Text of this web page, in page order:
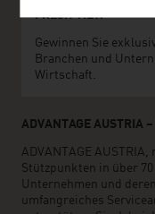
FRESH VIEW
Gewinnen Sie
Branchen und
Wirtschaft.
ADVANTAGE AUSTRIA
ADVANTAGE
Stützpunkten in über
Unternehmen und
umfangreiches